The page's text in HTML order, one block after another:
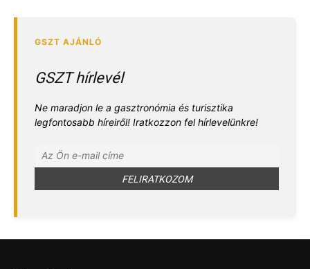
GSZT hírlevél
Ne maradjon le a gasztronómia és turisztika
legfontosabb híreiről! Iratkozzon fel hírlevelünkre!